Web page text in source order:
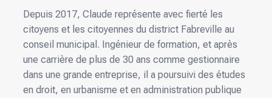
Depuis 2017, Claude représente avec fierté les
citoyens et les citoyennes du district Fabreville au
conseil municipal. Ingénieur de formation, et après
une carrière de plus de 30 ans comme gestionnaire
dans une grande entreprise, il a poursuivi des études
en droit, en urbanisme et en administration publique